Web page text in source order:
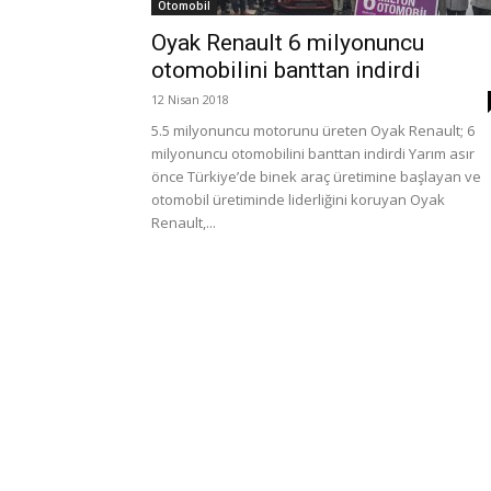
Otomobil
Oyak Renault 6 milyonuncu
otomobilini banttan indirdi
12 Nisan 2018
5.5 milyonuncu motorunu üreten Oyak Renault; 6
milyonuncu otomobilini banttan indirdi Yarım asır
önce Türkiye’de binek araç üretimine başlayan ve
otomobil üretiminde liderliğini koruyan Oyak
Renault,...